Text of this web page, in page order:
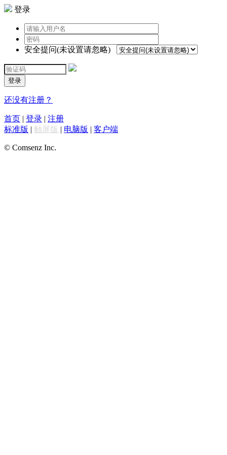
登录
安全提问(未设置请忽略)
登录
还没有注册？
首页 | 登录 | 注册
标准版 | 触屏版 | 电脑版 | 客户端
© Comsenz Inc.